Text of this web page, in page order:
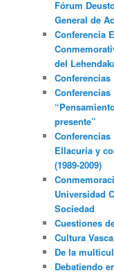
Fórum
General de
Conferencia
del
presente”
Ellacuria y
(1989-2009)
Universidad
Sociedad
Cuestiones
Cultura Vasca
De la
Debatiendo